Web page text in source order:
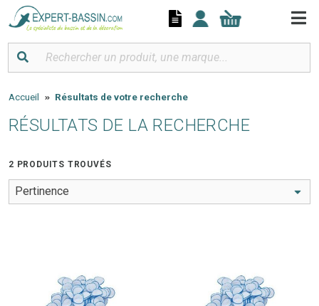
Accueil Résultats de votre recherche
RÉSULTATS DE LA RECHERCHE
2 PRODUITS TROUVÉS
Panneau de gestion des cookies